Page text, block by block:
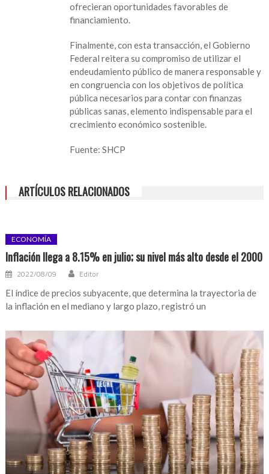
ofrecieran oportunidades favorables de
financiamiento.
Finalmente, con esta transacción, el Gobierno
Federal reitera su compromiso de utilizar el
endeudamiento público de manera responsable y
en congruencia con los objetivos de política
pública necesarios para contar con finanzas
públicas sanas, elemento indispensable para el
crecimiento económico sostenible.
Fuente: SHCP
ARTÍCULOS RELACIONADOS
ECONOMÍA
Inflación llega a 8.15% en julio; su nivel más alto desde el 2000
2022/08/09 Editor
El índice de precios subyacente, que determina la trayectoria de
la inflación en el mediano y largo plazo, registró un